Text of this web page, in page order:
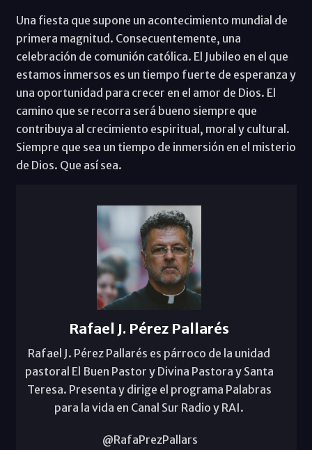
Una fiesta que supone un acontecimiento mundial de
primera magnitud. Consecuentemente, una
celebración de comunión católica. El Jubileo en el que
estamos inmersos es un tiempo fuerte de esperanza y
una oportunidad para crecer en el amor de Dios. El
camino que se recorra será bueno siempre que
contribuya al crecimiento espiritual, moral y cultural.
Siempre que sea un tiempo de inmersión en el misterio
de Dios. Que así sea.
Rafael J. Pérez Pallarés
Rafael J. Pérez Pallarés es párroco de la unidad
pastoral El Buen Pastor y Divina Pastora y Santa
Teresa. Presenta y dirige el programa Palabras
para la vida en Canal Sur Radio y RAI.
@RafaPrezPallars